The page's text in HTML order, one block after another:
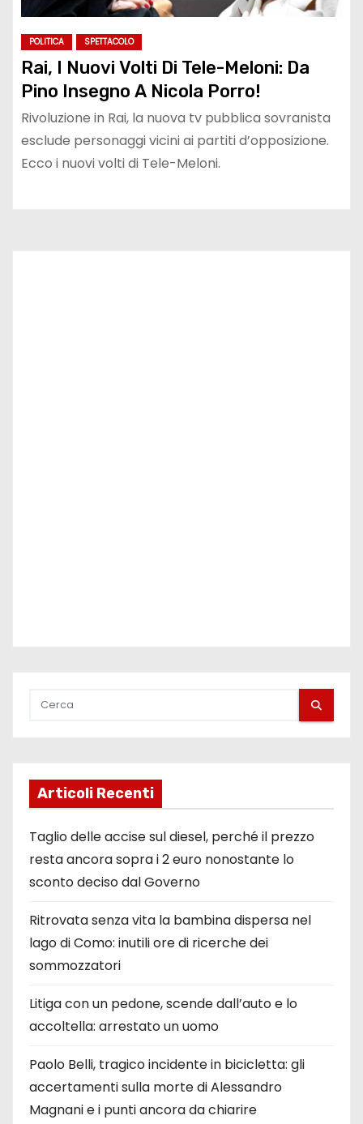
POLITICA SPETTACOLO
Rai, I Nuovi Volti Di Tele-Meloni: Da
Pino Insegno A Nicola Porro!
Rivoluzione in Rai, la nuova tv pubblica sovranista
esclude personaggi vicini ai partiti d’opposizione.
Ecco i nuovi volti di Tele-Meloni.
Articoli Recenti
Taglio delle accise sul diesel, perché il prezzo
resta ancora sopra i 2 euro nonostante lo
sconto deciso dal Governo
Ritrovata senza vita la bambina dispersa nel
lago di Como: inutili ore di ricerche dei
sommozzatori
Litiga con un pedone, scende dall’auto e lo
accoltella: arrestato un uomo
Paolo Belli, tragico incidente in bicicletta: gli
accertamenti sulla morte di Alessandro
Magnani e i punti ancora da chiarire